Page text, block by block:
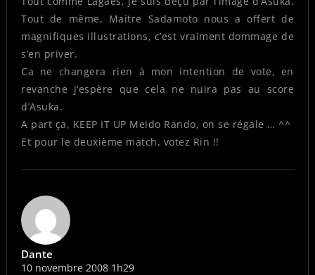
Tout de même, Maitre Sadamoto nous a offert de
magnifiques illustrations, c’est vraiment dommage de
s’en priver.
Ca ne changera rien à mon intention de vote, en
revanche j’espère que cela ne nuira pas au score
d’Asuka.
A part ça, KEEP IT UP Meido Rando, on se régale … ^^
Et pour le deuxième match, votez Rin !!
Dante
10 novembre 2008 1h29